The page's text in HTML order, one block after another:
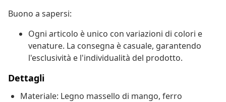
Buono a sapersi:
Ogni articolo è unico con variazioni di colori e
venature. La consegna è casuale, garantendo
l'esclusività e l'individualità del prodotto.
Dettagli
Materiale: Legno massello di mango, ferro